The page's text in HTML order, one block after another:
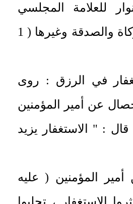
للعلامة المجلسي
ضمن أبواب الزكاة والصدقة وغيرها ( 1
في الرزق : روى
عن أمير المؤمنين
: " الاستغفار يزيد
المؤمنين ( عليه